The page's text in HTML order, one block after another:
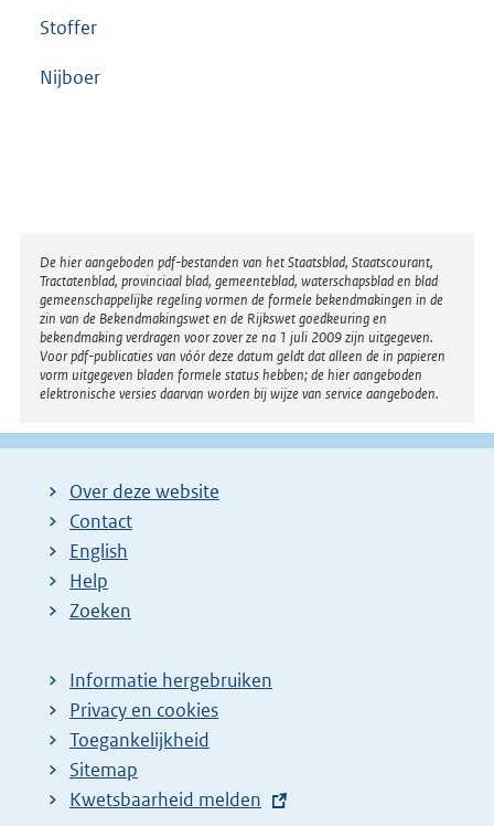
Stoffer
Nijboer
Disclaimer
De hier aangeboden pdf-bestanden van het Staatsblad, Staatscourant,
Tractatenblad, provinciaal blad, gemeenteblad, waterschapsblad en blad
gemeenschappelijke regeling vormen de formele bekendmakingen in de
zin van de Bekendmakingswet en de Rijkswet goedkeuring en
bekendmaking verdragen voor zover ze na 1 juli 2009 zijn uitgegeven.
Voor pdf-publicaties van vóór deze datum geldt dat alleen de in papieren
vorm uitgegeven bladen formele status hebben; de hier aangeboden
elektronische versies daarvan worden bij wijze van service aangeboden.
Over deze website
Contact
English
Help
Zoeken
Informatie hergebruiken
Privacy en cookies
Toegankelijkheid
Sitemap
E
Kwetsbaarheid melden